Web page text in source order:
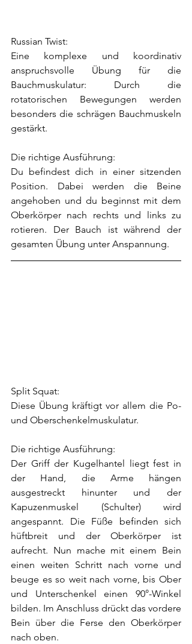
Russian Twist:
Eine komplexe und koordinativ
anspruchsvolle Übung für die
Bauchmuskulatur: Durch die
rotatorischen Bewegungen werden
besonders die schrägen Bauchmuskeln
gestärkt.
Die richtige Ausführung:
Du befindest dich in einer sitzenden
Position. Dabei werden die Beine
angehoben und du beginnst mit dem
Oberkörper nach rechts und links zu
rotieren. Der Bauch ist während der
gesamten Übung unter Anspannung.
Split Squat:
Diese Übung kräftigt vor allem die Po-
und Oberschenkelmuskulatur.
Die richtige Ausführung:
Der Griff der Kugelhantel liegt fest in
der Hand, die Arme hängen
ausgestreckt hinunter und der
Kapuzenmuskel (Schulter) wird
angespannt. Die Füße befinden sich
hüftbreit und der Oberkörper ist
aufrecht. Nun mache mit einem Bein
einen weiten Schritt nach vorne und
beuge es so weit nach vorne, bis Ober
und Unterschenkel einen 90°-Winkel
bilden. Im Anschluss drückt das vordere
Bein über die Ferse den Oberkörper
nach oben.